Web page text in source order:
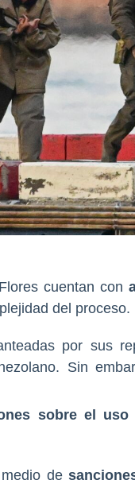
cuentan con
del proceso.
por sus
Sin
sobre el
de